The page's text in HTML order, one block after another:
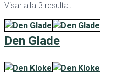
Visar alla 3 resultat
Den Glade